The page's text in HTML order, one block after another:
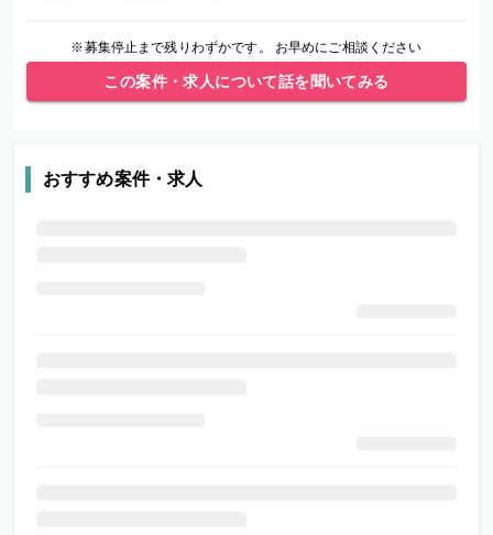
※募集停止まで残りわずかです。 お早めにご相談ください
この案件・求人について話を聞いてみる
おすすめ案件・求人